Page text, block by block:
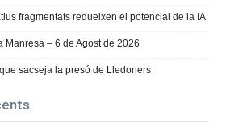
fragmentats redueixen el potencial de la IA
Manresa – 6 de Agost de 2026
sacseja la presó de Lledoners